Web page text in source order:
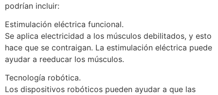
podrían incluir:
Estimulación eléctrica funcional.
Se aplica electricidad a los músculos debilitados, y esto
hace que se contraigan. La estimulación eléctrica puede
ayudar a reeducar los músculos.
Tecnología robótica.
Los dispositivos robóticos pueden ayudar a que las